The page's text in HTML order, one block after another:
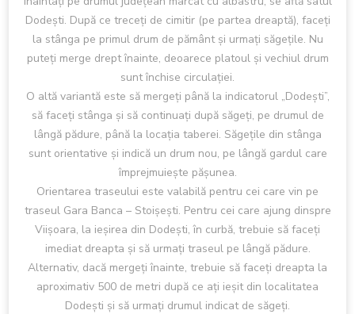
Dodești. După ce treceți de cimitir (pe partea dreaptă), faceți
la stânga pe primul drum de pământ și urmați săgețile. Nu
puteți merge drept înainte, deoarece platoul și vechiul drum
sunt închise circulației.
O altă variantă este să mergeți până la indicatorul „Dodești”,
să faceți stânga și să continuați după săgeți, pe drumul de
lângă pădure, până la locația taberei. Săgețile din stânga
sunt orientative și indică un drum nou, pe lângă gardul care
împrejmuiește pășunea.
Orientarea traseului este valabilă pentru cei care vin pe
traseul Gara Banca – Stoișești. Pentru cei care ajung dinspre
Viișoara, la ieșirea din Dodești, în curbă, trebuie să faceți
imediat dreapta și să urmați traseul pe lângă pădure.
Alternativ, dacă mergeți înainte, trebuie să faceți dreapta la
aproximativ 500 de metri după ce ați ieșit din localitatea
Dodești și să urmați drumul indicat de săgeți.